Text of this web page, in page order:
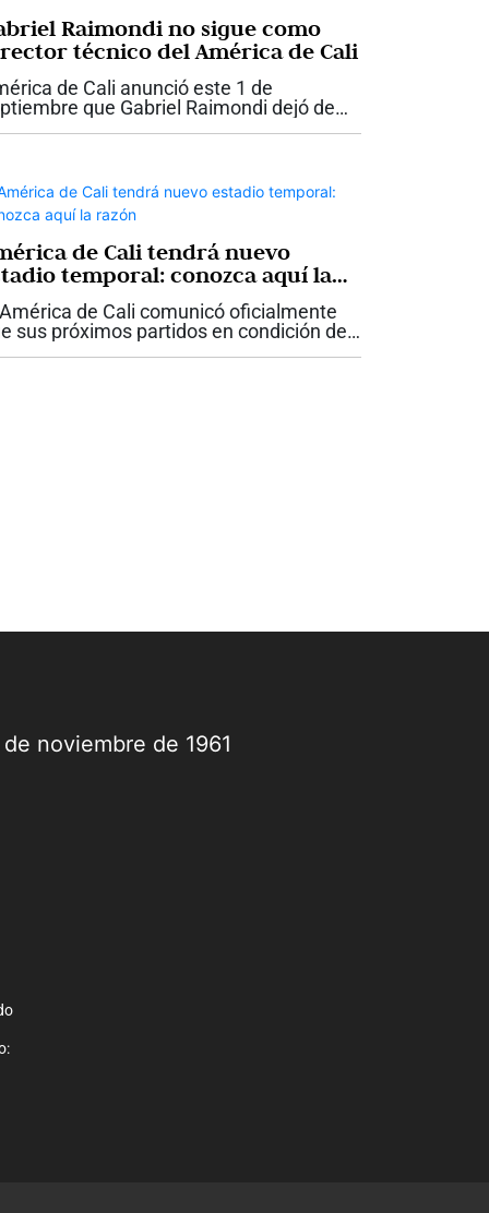
Raimondi no sigue como
técnico del América de Cali
de Cali anunció este 1 de
que Gabriel Raimondi dejó de
el director técnico del equipo
de Cali tendrá nuevo
temporal: conozca aquí la
de Cali comunicó oficialmente
sus próximos partidos en condición de
se disputarán en el estadio Bello
noviembre de 1961